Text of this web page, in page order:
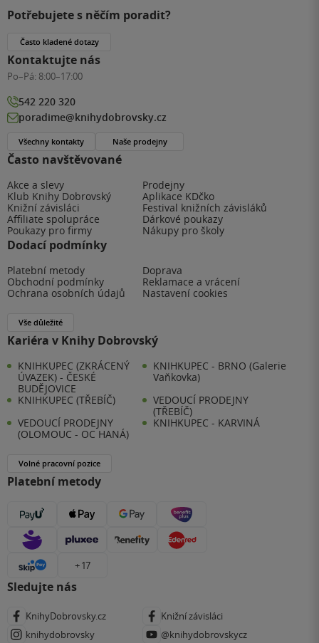
Často navštěvované
Akce a slevy
Prodejny
Klub Knihy Dobrovský
Aplikace KDčko
Knižní závisláci
Festival knižních závisláků
Affiliate spolupráce
Dárkové poukazy
Poukazy pro firmy
Nákupy pro školy
Dodací podmínky
Platební metody
Doprava
Obchodní podmínky
Reklamace a vrácení
Ochrana osobních údajů
Nastavení cookies
Vše důležité
Kariéra v Knihy Dobrovský
KNIHKUPEC (ZKRÁCENÝ
ÚVAZEK) - ČESKÉ
BUDĚJOVICE
KNIHKUPEC - BRNO (Galerie
Vaňkovka)
KNIHKUPEC (TŘEBÍČ)
VEDOUCÍ PRODEJNY
(TŘEBÍČ)
VEDOUCÍ PRODEJNY
(OLOMOUC - OC HANÁ)
KNIHKUPEC - KARVINÁ
Volné pracovní pozice
Platební metody
+ 17
Sledujte nás
KnihyDobrovsky.cz
Knižní závisláci
knihydobrovsky
@knihydobrovskycz
Potřebujete s něčím poradit?
Často kladené dotazy
Kontaktujte nás
Po–Pá: 8:00–17:00
542 220 320
poradime@knihydobrovsky.cz
Všechny kontakty Naše prodejny